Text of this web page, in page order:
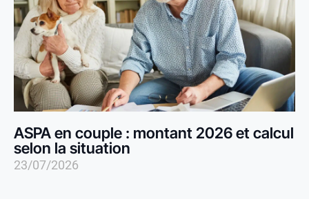
ASPA en couple : montant 2026 et calcul
selon la situation
23/07/2026